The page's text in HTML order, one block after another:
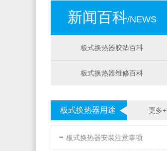
新闻百科/NEWS
板式换热器胶垫百科
板式换热器维修百科
更多+
板式换热器用途
- 板式换热器安装注意事项